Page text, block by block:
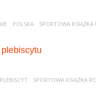
POLSKA SPORTOWA KSIĄŻKA
PLEBISCYT SPORTOWA KSIĄŻKA